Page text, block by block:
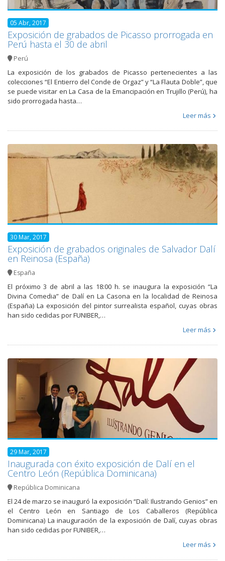
05 Abr, 2017
Exposición de grabados de Picasso prorrogada en
Perú hasta el 30 de abril
Perú
La exposición de los grabados de Picasso pertenecientes a las
colecciones “El Entierro del Conde de Orgaz” y “La Flauta Doble”, que
se puede visitar en La Casa de la Emancipación en Trujillo (Perú), ha
sido prorrogada hasta…
Leer más
30 Mar, 2017
Exposición de grabados originales de Salvador Dalí
en Reinosa (España)
España
El próximo 3 de abril a las 18:00 h. se inaugura la exposición “La
Divina Comedia” de Dalí en La Casona en la localidad de Reinosa
(España) La exposición del pintor surrealista español, cuyas obras
han sido cedidas por FUNIBER,…
Leer más
29 Mar, 2017
Inaugurada con éxito exposición de Dalí en el
Centro León (República Dominicana)
República Dominicana
El 24 de marzo se inauguró la exposición “Dalí: Ilustrando Genios” en
el Centro León en Santiago de Los Caballeros (República
Dominicana) La inauguración de la exposición de Dalí, cuyas obras
han sido cedidas por FUNIBER,…
Leer más